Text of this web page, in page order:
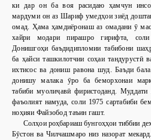
ки дар он ба воя расидаю ҳамчун
мардуми он аз Шариф умедҳои зиёд
омад. Ҳама ҳамдиёронаш аз омадани ӯ
хайри модари пирашро гирифта,
Донишгоҳи баъдидипломии табибони
ба ҳайси ташкилотчии соҳаи тандурустӣ
ихтисос ва дониш равона шуд. Баъди
донишу малака ӯро ба беморхонаи
табиби муолиҷавӣ фиристоданд.
фаъолият намуда, соли 1975 сартабиби
ноҳияи Файзобод таъин гашт.
Солҳои роҳбариаш бунгоҳҳои тиббии
Бӯстон ва Чилчашмаро низ назорат